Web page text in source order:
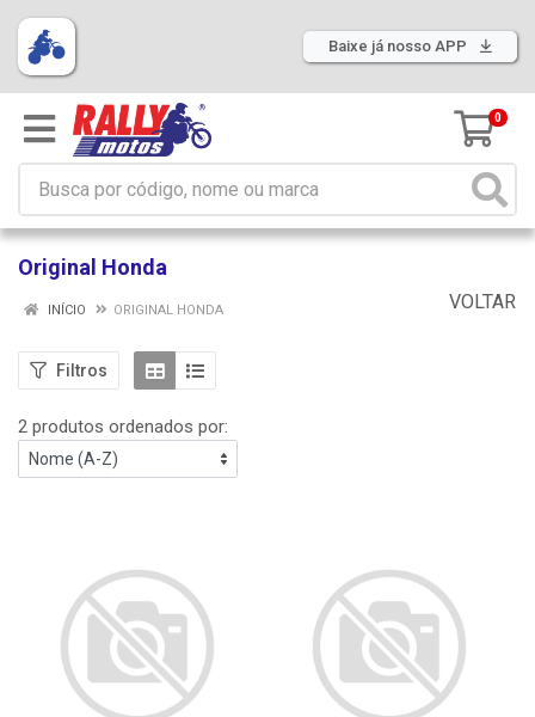
Baixe já nosso APP
0
Original Honda
VOLTAR
INÍCIO ORIGINAL HONDA
Filtros
2 produtos ordenados por: